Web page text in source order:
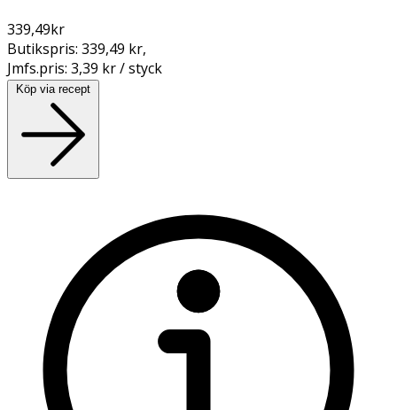
339,49kr
Butikspris: 339,49 kr,
Jmfs.pris: 3,39 kr / styck
Köp via recept